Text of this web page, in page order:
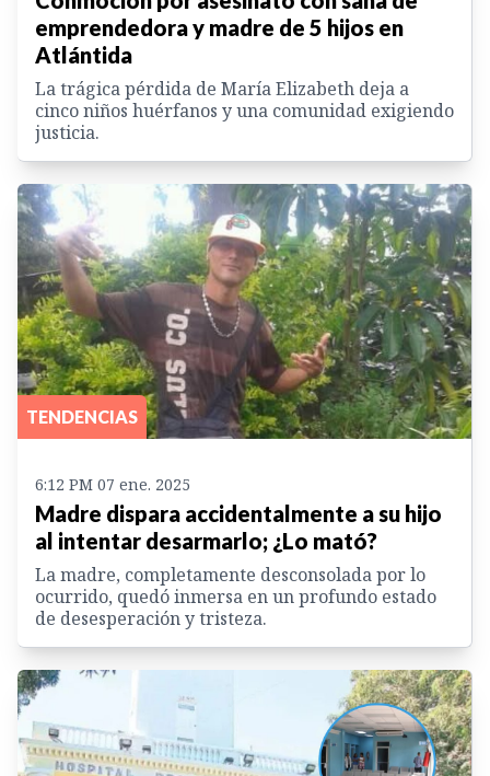
emprendedora y madre de 5 hijos en
Atlántida
La trágica pérdida de María Elizabeth deja a
cinco niños huérfanos y una comunidad exigiendo
justicia.
TENDENCIAS
6:12 PM 07 ene. 2025
Madre dispara accidentalmente a su hijo
al intentar desarmarlo; ¿Lo mató?
La madre, completamente desconsolada por lo
ocurrido, quedó inmersa en un profundo estado
de desesperación y tristeza.